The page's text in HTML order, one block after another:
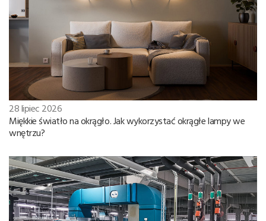
28 lipiec 2026
Miękkie światło na okrągło. Jak wykorzystać okrągłe lampy we
wnętrzu?